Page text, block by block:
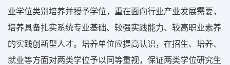
业学位类别培养并授予学位，重在面向行业产业发展需要，
培养具备扎实系统专业基础、较强实践能力、较高职业素养
的实践创新型人才。培养单位应提高认识，在招生、培养、
就业等方面对两类学位予以同等重视，保证两类学位研究生